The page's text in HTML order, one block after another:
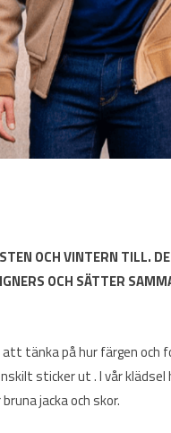
OCH VINTERN TILL.
OCH SÄTTER
tänka på hur färgen och
sticker ut . I vår
jacka och skor.